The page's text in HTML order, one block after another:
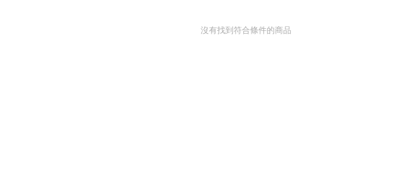
沒有找到符合條件的商品